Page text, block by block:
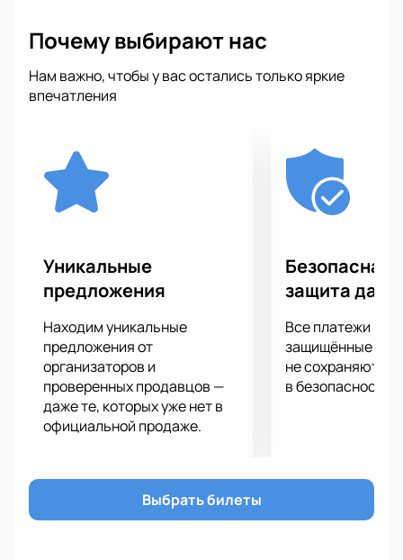
«Лужниках»!
Эта группа стала обладателем международной премии
Polar Music Prize, которую считают «Нобелевской
премией по музыке». Metallica стала первым
создавал музыку, которая была бы такой физической и
яростной, но все же одновременно такой доступной».
Почему выбирают нас
Нам важно, чтобы у вас остались только яркие
впечатления
Уникальные
предложения
Находим уникальные
предложения от
организаторов и
проверенных продавцов —
даже те, которых уже нет в
официальной продаже.
Безопасная
защита
Все платежи
защищённые
не сохраняются
в безопасности.
Выбрать билеты